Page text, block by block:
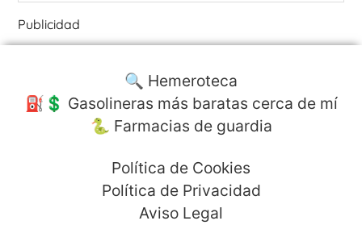
Publicidad
🔍 Hemeroteca
⛽️💲 Gasolineras más baratas cerca de mí
🐍 Farmacias de guardia
Política de Cookies
Política de Privacidad
Aviso Legal